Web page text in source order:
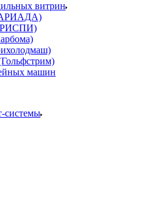
витрин
машин
системы